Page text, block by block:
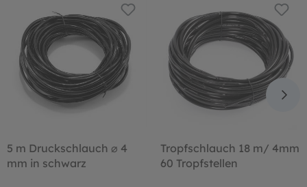
5 m Druckschlauch ⌀ 4
mm in schwarz
Tropfschlauch 18 m/ 4mm
60 Tropfstellen